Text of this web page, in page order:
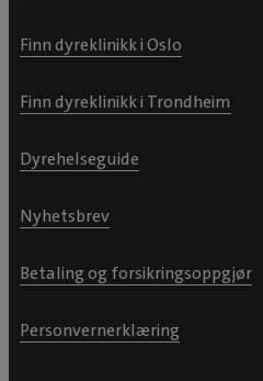
Finn dyreklinikk i Oslo
Finn dyreklinikk i Trondheim
Dyrehelseguide
Nyhetsbrev
Betaling og forsikringsoppgjør
Personvernerklæring